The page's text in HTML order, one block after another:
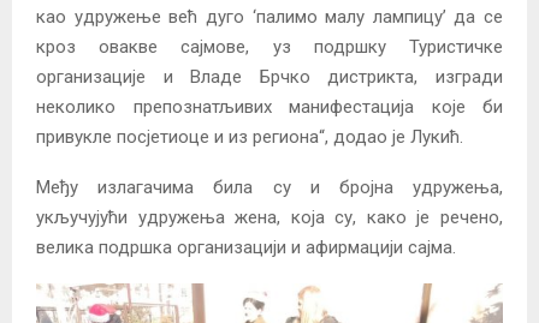
као удружење већ дуго ‘палимо малу лампицу’ да се
кроз овакве сајмове, уз подршку Туристичке
организације и Владе Брчко дистрикта, изгради
неколико препознатљивих манифестација које би
привукле посјетиоце и из региона“, додао је Лукић.
Међу излагачима била су и бројна удружења,
укључујући удружења жена, која су, како је речено,
велика подршка организацији и афирмацији сајма.